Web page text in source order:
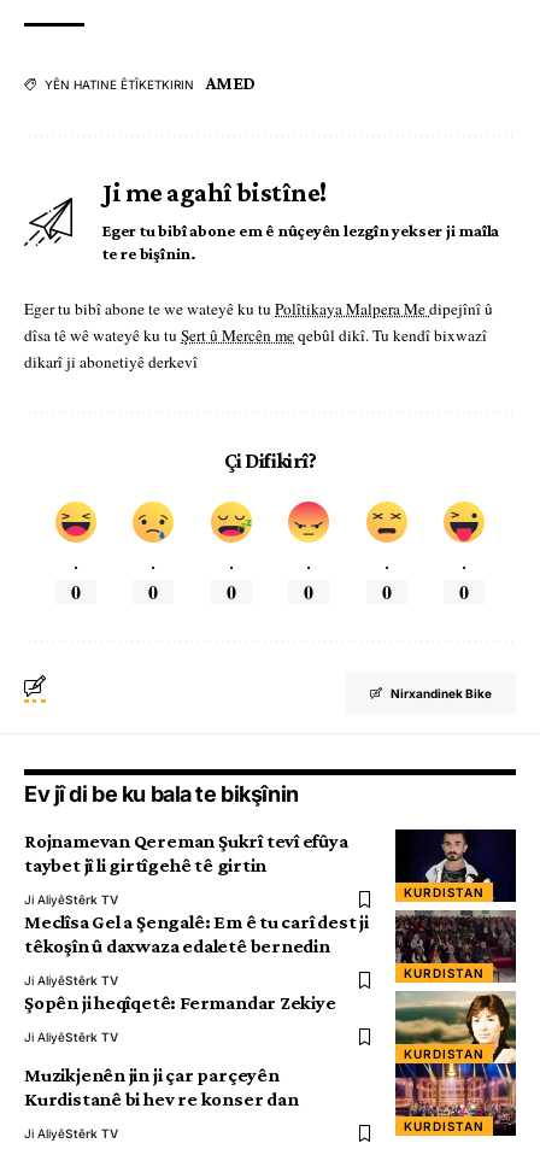
YÊN HATINE ÊTÎKETKIRIN AMED
Ji me agahî bistîne!
Eger tu bibî abone em ê nûçeyên lezgîn yekser ji maîla
te re bişînin.
Eger tu bibî abone te we wateyê ku tu Polîtikaya Malpera Medipejînî û
dîsa tê wê wateyê ku tu Şert û Mercên meqebûl dikî. Tu kendî bixwazî
dikarî ji abonetiyê derkevî
Çi Difikirî?
.
0
.
0
.
0
.
0
.
0
.
0
Nirxandinek Bike
Ev jî di be ku bala te bikşînin
KURDISTAN
Rojnamevan Qereman Şukrî tevî efûya
taybet jî li girtîgehê tê girtin
Ji AliyêStêrk TV
KURDISTAN
Meclîsa Gel a Şengalê: Em ê tu carî dest ji
têkoşîn û daxwaza edaletê bernedin
Ji AliyêStêrk TV
KURDISTAN
Şopên ji heqîqetê: Fermandar Zekiye
Ji AliyêStêrk TV
KURDISTAN
Muzikjenên jin ji çar parçeyên
Kurdistanê bi hev re konser dan
Ji AliyêStêrk TV